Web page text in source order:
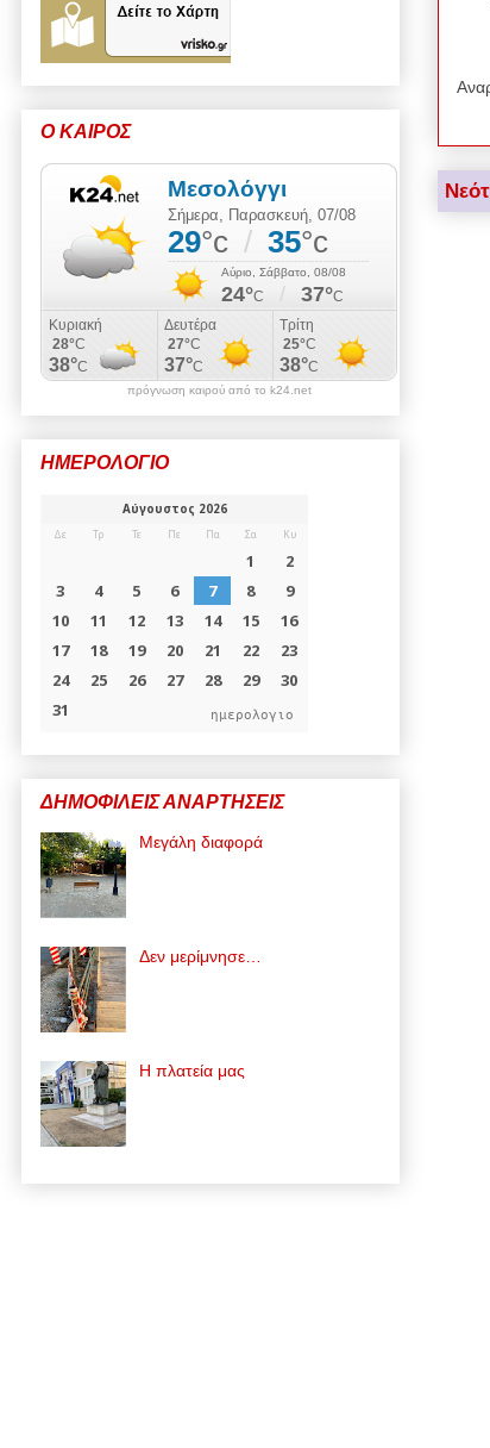
Ο ΚΑΙΡΟΣ
πρόγνωση καιρού από το k24.net
ΗΜΕΡΟΛΟΓΙΟ
ημερολογιο
ΔΗΜΟΦΙΛΕΙΣ ΑΝΑΡΤΗΣΕΙΣ
Μεγάλη διαφορά
Δεν μερίμνησε…
Η πλατεία μας